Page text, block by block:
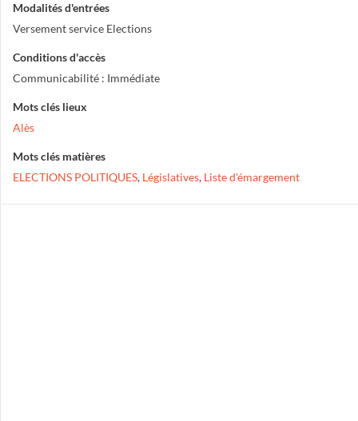
Modalités d'entrées
Versement service Elections
Conditions d'accès
Communicabilité : Immédiate
Mots clés lieux
Alès
Mots clés matières
ELECTIONS POLITIQUES, Législatives, Liste d'émargement